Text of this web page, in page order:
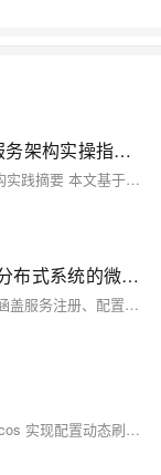
Spring Boot 3.2 结合 Spring Cloud 微服务架构实操指南 现代分布式应用系统构建实战教程
Spring Boot 3.2 + Spring Cloud 2023.0 微服务架构实践摘要 本文基于Spring Boot 3.2.5和Spring Cloud 2023.0.1最新稳定版本，演示现代微服务架构的构建过程。主要内容包括： 技术栈选择：采用Spring Cloud Netflix Eureka 4.1.0作为服务注册中心，Resilience4j 2.1.0替代Hystrix实现熔断机制，配合OpenFeign和Gateway等组件。 核心实操步骤： 搭建Eureka注册中心服务 构建商品
《深入理解Spring》Spring Cloud 构建分布式系统的微服务全家桶
Spring Cloud为微服务架构提供一站式解决方案，涵盖服务注册、配置管理、负载均衡、熔断限流等核心功能，助力开发者构建高可用、易扩展的分布式系统，并持续向云原生演进。
在 Spring Cloud 应用中可以非常低成本地集成 Nacos 实现配置动态刷新，在应用程序代码中通过 Spring 官方的注解 @Value 和 @ConfigurationProperties，引用 Spring enviroment 上下文中的属性值，这种用法的最大优点是无代码层面侵入性，但也存在诸多限制，为了解决问题，提升应用接入 Nacos 配置中心的易用性，Spring Cloud Alibaba 发布一套全新的 Nacos 配置中心的注解。